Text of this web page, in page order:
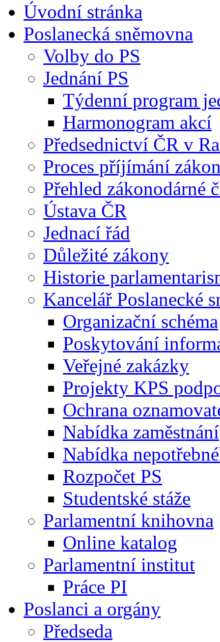
Úvodní stránka
Poslanecká sněmovna
Volby do PS
Jednání PS
Týdenní program
Harmonogram akcí
Předsednictví ČR v
Proces příjímání
Přehled zákonodárné
Ústava ČR
Jednací řád
Důležité zákony
Historie
Kancelář Poslanecké
Organizační schéma
Poskytování
Veřejné zakázky
Projekty KPS
Ochrana
Nabídka zaměstnání
Nabídka
Rozpočet PS
Studentské stáže
Parlamentní knihovna
Online katalog
Parlamentní institut
Práce PI
Poslanci a orgány
Předseda